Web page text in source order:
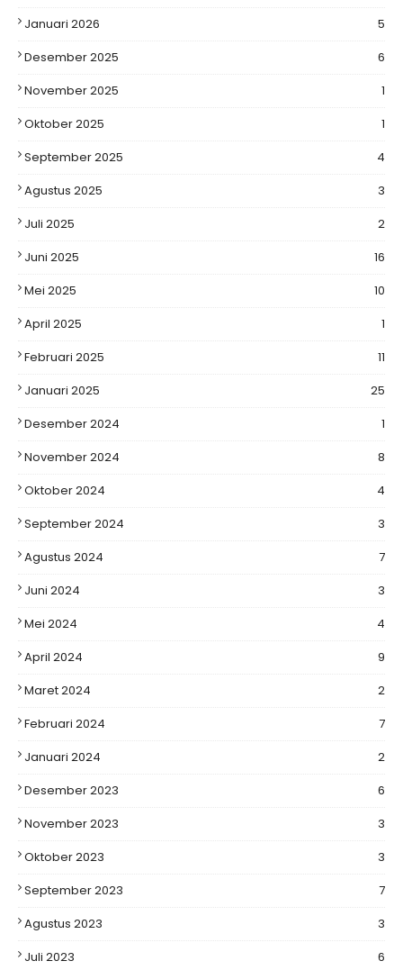
Januari 2026
5
Desember 2025
6
November 2025
1
Oktober 2025
1
September 2025
4
Agustus 2025
3
Juli 2025
2
Juni 2025
16
Mei 2025
10
April 2025
1
Februari 2025
11
Januari 2025
25
Desember 2024
1
November 2024
8
Oktober 2024
4
September 2024
3
Agustus 2024
7
Juni 2024
3
Mei 2024
4
April 2024
9
Maret 2024
2
Februari 2024
7
Januari 2024
2
Desember 2023
6
November 2023
3
Oktober 2023
3
September 2023
7
Agustus 2023
3
Juli 2023
6